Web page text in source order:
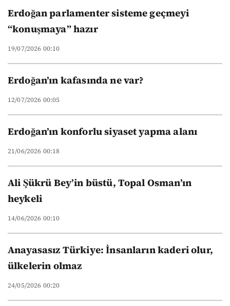
Erdoğan parlamenter sisteme geçmeyi
“konuşmaya” hazır
19/07/2026 00:10
Erdoğan’ın kafasında ne var?
12/07/2026 00:05
Erdoğan’ın konforlu siyaset yapma alanı
21/06/2026 00:18
Ali Şükrü Bey’in büstü, Topal Osman’ın
heykeli
14/06/2026 00:10
Anayasasız Türkiye: İnsanların kaderi olur,
ülkelerin olmaz
24/05/2026 00:20